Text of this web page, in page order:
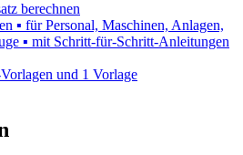
berechnen
▪ für Personal, Maschinen, Anlagen,
▪ mit Schritt-für-Schritt-Anleitungen
und 1 Vorlage